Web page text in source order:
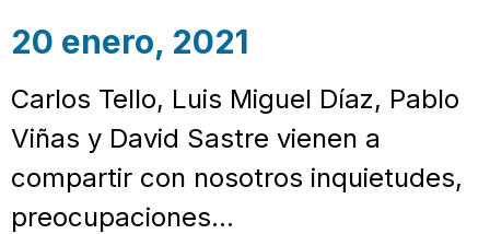
20 enero, 2021
Carlos Tello, Luis Miguel Díaz, Pablo
Viñas y David Sastre vienen a
compartir con nosotros inquietudes,
preocupaciones…